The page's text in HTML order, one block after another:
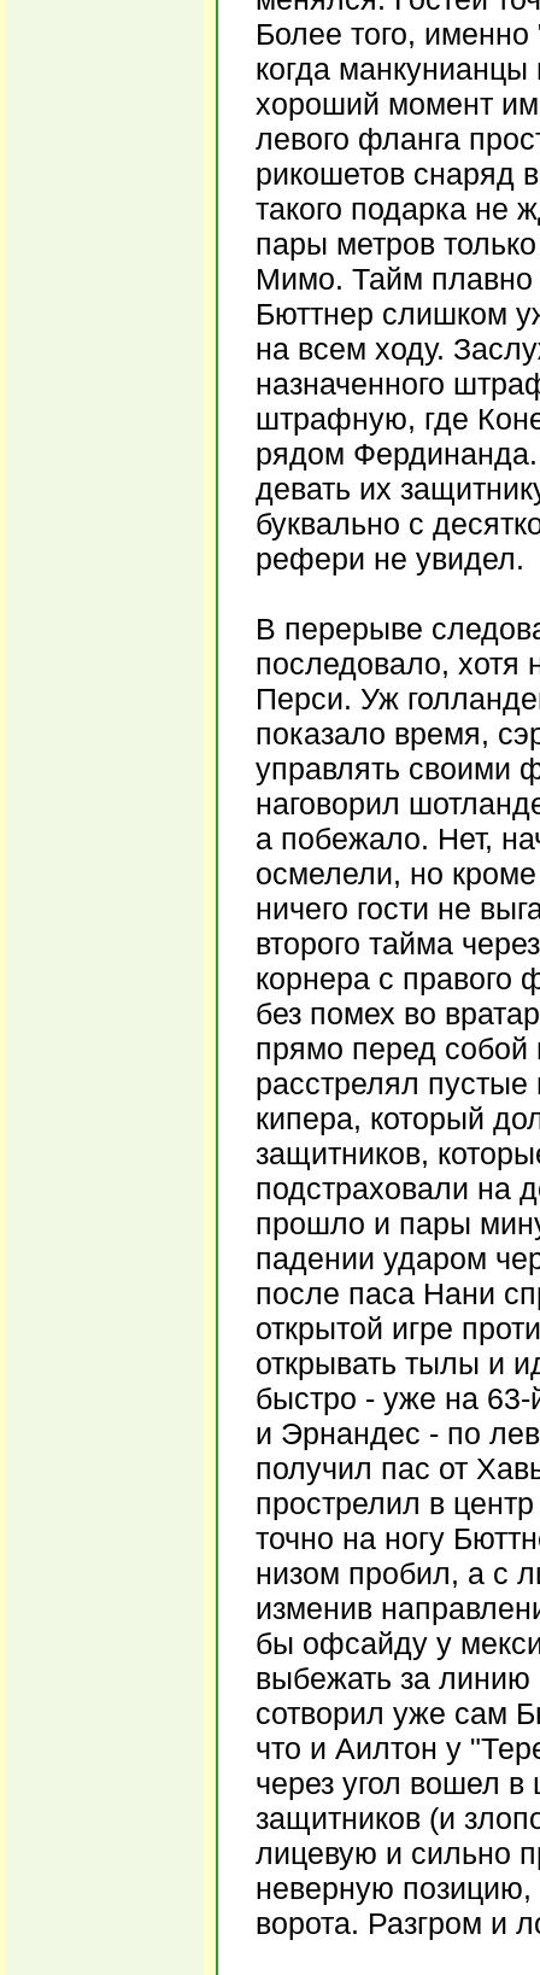
Более того, именно
когда
хороший момент
левого фланга
рикошетов снаряд
такого подарка не
пары метров
Мимо. Тайм плавно
Бюттнер слишком
на всем ходу.
назначенного
штрафную, где
рядом
девать их
буквально с
рефери не увидел.
В перерыве
последовало, хотя
Перси. Уж
показало время,
управлять своими
наговорил
а побежало. Нет,
осмелели, но кроме
ничего гости не
второго тайма
корнера с правого
без помех во
прямо перед
расстрелял пустые
кипера, который
защитников,
подстраховали на
прошло и пары
падении ударом
после паса Нани
открытой игре
открывать тылы и
быстро - уже на 63-
и Эрнандес - по
получил пас от
прострелил в
точно на ногу
низом пробил, а с
изменив
бы офсайду у
выбежать за линию
сотворил уже сам
что и Аилтон у
через угол вошел
защитников (и
лицевую и сильно
неверную позицию,
ворота. Разгром и